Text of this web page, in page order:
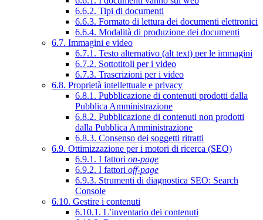
6.6.2. Tipi di documenti
6.6.3. Formato di lettura dei documenti elettronici
6.6.4. Modalità di produzione dei documenti
6.7. Immagini e video
6.7.1. Testo alternativo (alt text) per le immagini
6.7.2. Sottotitoli per i video
6.7.3. Trascrizioni per i video
6.8. Proprietà intellettuale e privacy
6.8.1. Pubblicazione di contenuti prodotti dalla
Pubblica Amministrazione
6.8.2. Pubblicazione di contenuti non prodotti
dalla Pubblica Amministrazione
6.8.3. Consenso dei soggetti ritratti
6.9. Ottimizzazione per i motori di ricerca (SEO)
6.9.1. I fattori on-page
6.9.2. I fattori off-page
6.9.3. Strumenti di diagnostica SEO: Search
Console
6.10. Gestire i contenuti
6.10.1. L’inventario dei contenuti